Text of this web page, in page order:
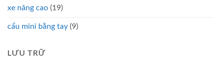
xe nâng cao (19)
cẩu mini bằng tay (9)
LƯU TRỮ